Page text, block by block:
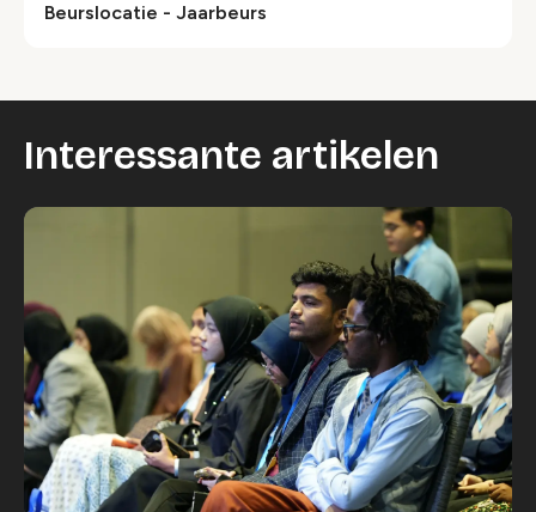
Beurslocatie - Jaarbeurs
Interessante artikelen